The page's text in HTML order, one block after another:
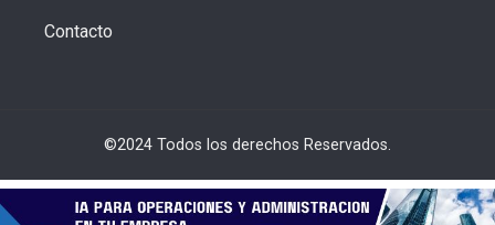
Contacto
©2024 Todos los derechos Reservados.